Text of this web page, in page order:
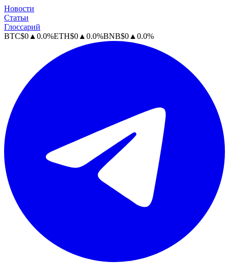
Новости
Статьи
Глоссарий
BTC$0 ▲ 0.0%ETH$0 ▲ 0.0%BNB$0 ▲ 0.0%